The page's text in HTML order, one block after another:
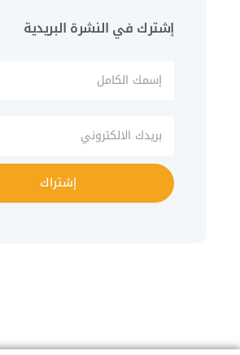
إشترك في النشرة البريدية
إشتراك